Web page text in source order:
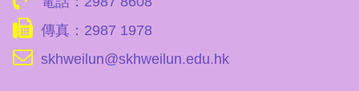
傳真：2987 1978
skhweilun@skhweilun.edu.hk